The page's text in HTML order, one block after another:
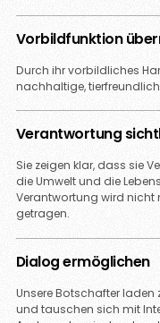
Vorbildfunktion
Durch ihr vorbildliches
nachhaltige,
Verantwortung
Sie zeigen klar, dass sie
die Umwelt und die
Verantwortung wird nicht
getragen.
Dialog ermöglichen
Unsere Botschafter laden
und tauschen sich mit